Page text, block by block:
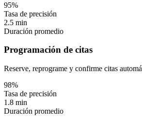
95%
Tasa de precisión
2.5 min
Duración promedio
Programación de citas
Reserve, reprograme y confirme citas
98%
Tasa de precisión
1.8 min
Duración promedio